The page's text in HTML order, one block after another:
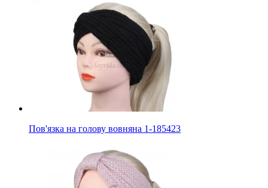
Пов'язка на голову вовняна 1-185423